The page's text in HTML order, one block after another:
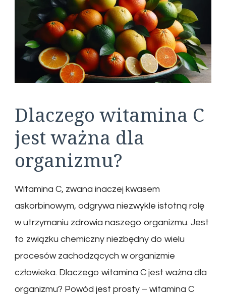
Dlaczego witamina C
jest ważna dla
organizmu?
Witamina C, zwana inaczej kwasem
askorbinowym, odgrywa niezwykle istotną rolę
w utrzymaniu zdrowia naszego organizmu. Jest
to związku chemiczny niezbędny do wielu
procesów zachodzących w organizmie
człowieka. Dlaczego witamina C jest ważna dla
organizmu? Powód jest prosty – witamina C